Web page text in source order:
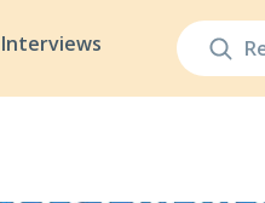
Interviews